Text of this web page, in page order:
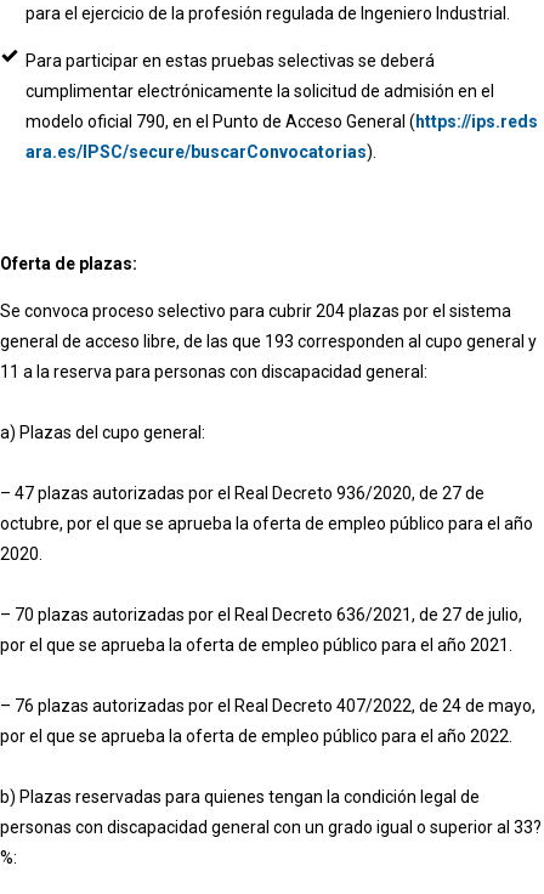
para el ejercicio de la profesión regulada de Ingeniero Industrial.
Para participar en estas pruebas selectivas se deberá
cumplimentar electrónicamente la solicitud de admisión en el
modelo oficial 790, en el Punto de Acceso General ( https://ips.reds
ara.es/IPSC/secure/buscarConvocatorias).
Oferta de plazas:
Se convoca proceso selectivo para cubrir 204 plazas por el sistema
general de acceso libre, de las que 193 corresponden al cupo general y
11 a la reserva para personas con discapacidad general:
a) Plazas del cupo general:
– 47 plazas autorizadas por el Real Decreto 936/2020, de 27 de
octubre, por el que se aprueba la oferta de empleo público para el año
2020.
– 70 plazas autorizadas por el Real Decreto 636/2021, de 27 de julio,
por el que se aprueba la oferta de empleo público para el año 2021.
– 76 plazas autorizadas por el Real Decreto 407/2022, de 24 de mayo,
por el que se aprueba la oferta de empleo público para el año 2022.
b) Plazas reservadas para quienes tengan la condición legal de
personas con discapacidad general con un grado igual o superior al 33?
%: